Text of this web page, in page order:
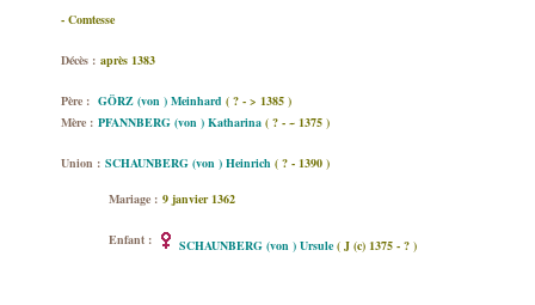
- Comtesse
Décès : après 1383
Père : GÖRZ (von ) Meinhard ( ? - > 1385 )
Mère : PFANNBERG (von ) Katharina ( ? - ~ 1375 )
Union : SCHAUNBERG (von ) Heinrich ( ? - 1390 )
Mariage : 9 janvier 1362
Enfant : SCHAUNBERG (von ) Ursule ( J (c) 1375 - ? )